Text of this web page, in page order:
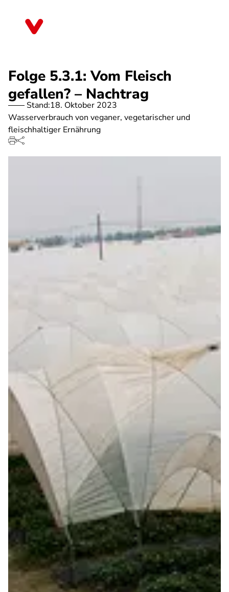
Folge 5.3.1: Vom Fleisch
gefallen? – Nachtrag
Stand:18. Oktober 2023
Wasserverbrauch von veganer, vegetarischer und
fleischhaltiger Ernährung